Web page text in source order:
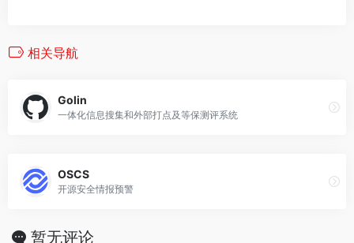
相关导航
Golin
一体化信息搜集和外部打点及等保测评系统
OSCS
开源安全情报预警
暂无评论